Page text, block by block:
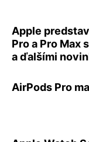
Apple
Pro a Pro Max
a ďalšími
AirPods Pro